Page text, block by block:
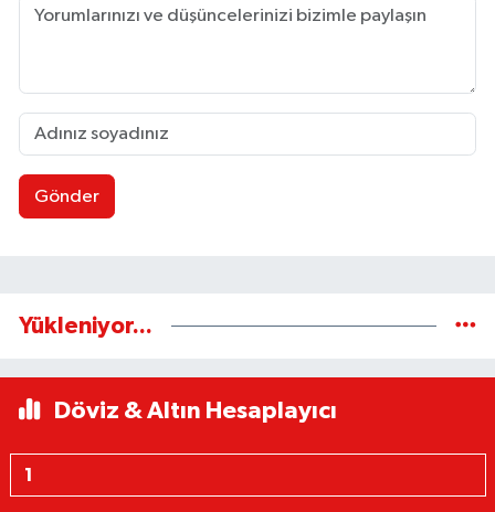
Gönder
Yükleniyor...
Döviz & Altın Hesaplayıcı